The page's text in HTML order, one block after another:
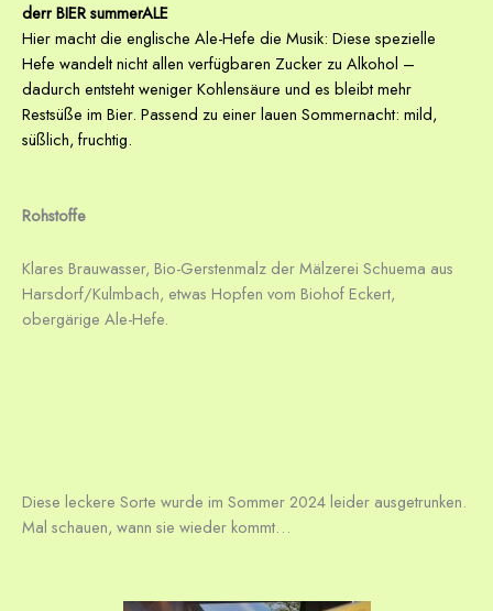
derr BIER summerALE
Hier macht die englische Ale-Hefe die Musik: Diese spezielle
Hefe wandelt nicht allen verfügbaren Zucker zu Alkohol –
dadurch entsteht weniger Kohlensäure und es bleibt mehr
Restsüße im Bier. Passend zu einer lauen Sommernacht: mild,
süßlich, fruchtig.
Rohstoffe
Klares Brauwasser, Bio-Gerstenmalz der Mälzerei Schuema aus
Harsdorf/Kulmbach, etwas Hopfen vom Biohof Eckert,
obergärige Ale-Hefe.
Diese leckere Sorte wurde im Sommer 2024 leider ausgetrunken.
Mal schauen, wann sie wieder kommt…